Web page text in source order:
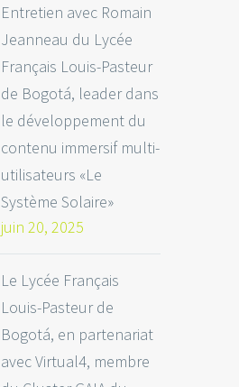
Entretien avec Romain
Jeanneau du Lycée
Français Louis-Pasteur
de Bogotá, leader dans
le développement du
contenu immersif multi-
utilisateurs «Le
Système Solaire»
juin 20, 2025
Le Lycée Français
Louis-Pasteur de
Bogotá, en partenariat
avec Virtual4, membre